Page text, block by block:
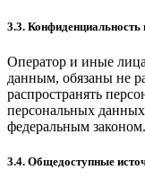
3.3.
Оператор и иные
данным, обязаны не
распространять
персональных
федеральным законом.
3.4. Общедоступные